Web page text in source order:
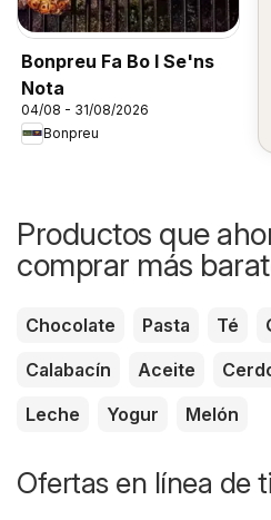
Bonpreu Fa Bo I Se'ns
Nota
04/08 - 31/08/2026
Bonpreu
Productos que
comprar más
Chocolate Pasta Té
Calabacín
Aceite
Leche
Yogur Melón
Ofertas en línea de